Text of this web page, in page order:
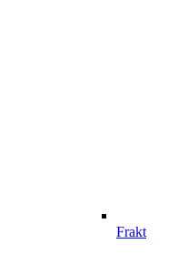
Frakt